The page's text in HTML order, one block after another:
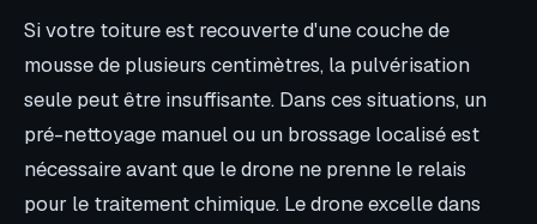
Si votre toiture est recouverte d'une couche de
mousse de plusieurs centimètres, la pulvérisation
seule peut être insuffisante. Dans ces situations, un
pré-nettoyage manuel ou un brossage localisé est
nécessaire avant que le drone ne prenne le relais
pour le traitement chimique. Le drone excelle dans